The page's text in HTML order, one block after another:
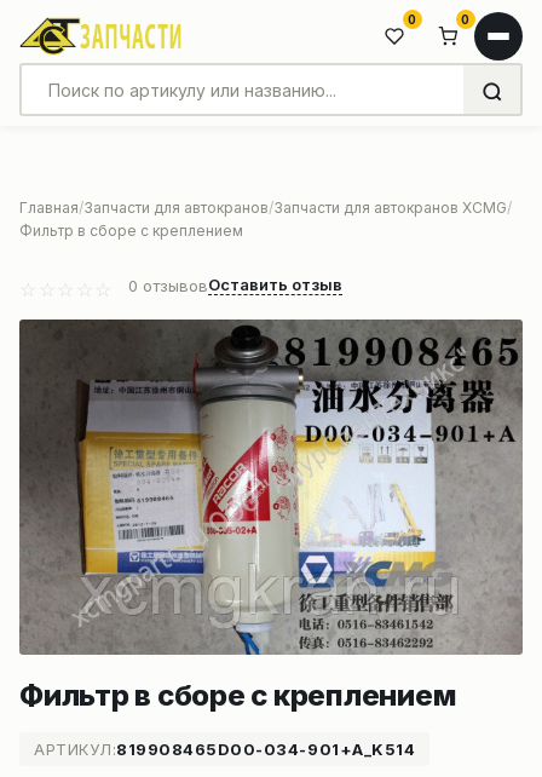
0 0
Главная Запчасти для автокранов Запчасти для автокранов XCMG
Фильтр в сборе с креплением
0 отзывовОставить отзыв
Фильтр в сборе с креплением
АРТИКУЛ:819908465D00-034-901+A_K514